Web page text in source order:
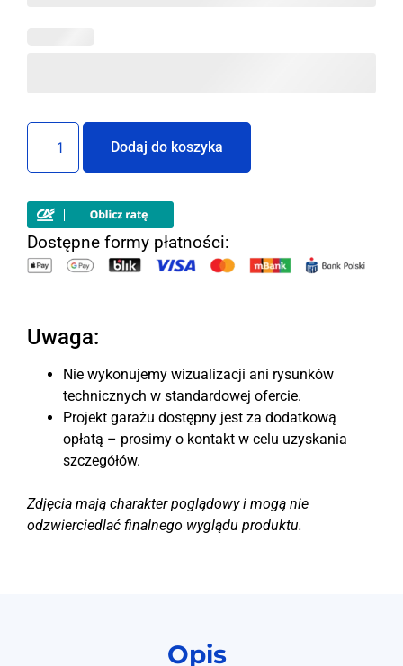
Dodaj do koszyka
Dostępne formy płatności:
Uwaga:
Nie wykonujemy wizualizacji ani rysunków
technicznych w standardowej ofercie.
Projekt garażu dostępny jest za dodatkową
opłatą – prosimy o kontakt w celu uzyskania
szczegółów.
Zdjęcia mają charakter poglądowy i mogą nie
odzwierciedlać finalnego wyglądu produktu.
Opis